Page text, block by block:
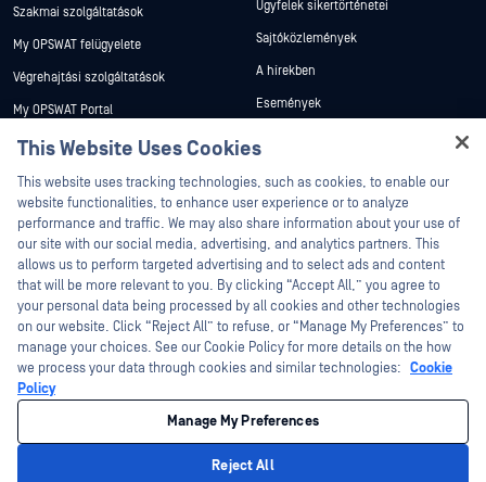
Szakmai szolgáltatások
My OPSWAT felügyelete
Végrehajtási szolgáltatások
My OPSWAT Portal
Műszaki dokumentáció
Képzések
Biztonsági sebezhetőségi program
Partnerek
Tanúsítvány
Technológiai partnerek
Channel partner program
Ügyfelek sikertörténetei
Sajtóközlemények
A hírekben
Események
Fehér könyvek
©2026 OPSWAT . Minden jog fenntartva. OPSWAT, MetaDefender, Metascan,
MetaAccess, az OPSWAT , Trust no File. Trust No Device., OPSWAT , Protecting the
World's Critical Infrastructure, Deep CDR™ Technology, InQuest, az InQuest logó,
DFI, RetroHunt, Deep File Inspection és Join the Hunt az OPSWAT védjegyei. A
harmadik felek védjegyei a megfelelő tulajdonosok tulajdonát képezik.
Cookie beállítások kezelése
This Website Uses Cookies
This website uses tracking technologies, such as cookies, to enable our
website functionalities, to enhance user experience or to analyze
performance and traffic. We may also share information about your use of
our site with our social media, advertising, and analytics partners. This
allows us to perform targeted advertising and to select ads and content
that will be more relevant to you. By clicking “Accept All,” you agree to
your personal data being processed by all cookies and other technologies
on our website. Click “Reject All” to refuse, or “Manage My Preferences” to
manage your choices. See our Cookie Policy for more details on the how
we process your data through cookies and similar technologies: Cookie
Policy
Manage My Preferences
Reject All
Hey there!
I'm Ozzy, your OPSWAT virtual assistant.
How can I help you secure what's critical
today?